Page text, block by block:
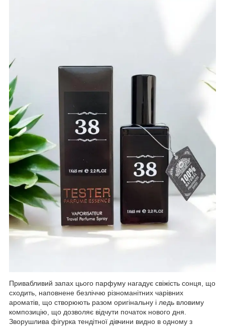
Привабливий запах цього парфуму нагадує свіжість сонця, що
сходить, наповнене безліччю різноманітних чарівних
ароматів, що створюють разом оригінальну і ледь вловиму
композицію, що дозволяє відчути початок нового дня.
Зворушлива фігурка тендітної дівчини видно в одному з